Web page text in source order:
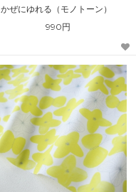
かぜにゆれる（モノトーン）
990円